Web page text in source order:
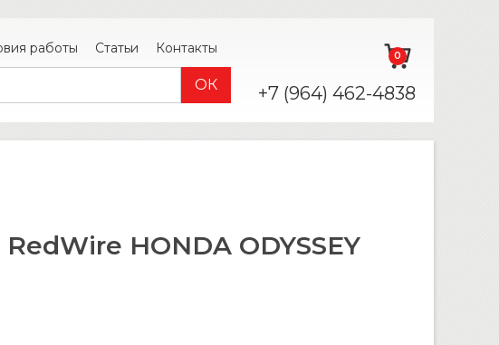
работы Статьи Контакты 0
+7 (964) 462-4838
HONDA ODYSSEY